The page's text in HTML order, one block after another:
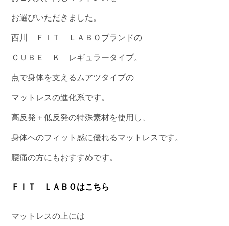
お選びいただきました。
西川 ＦＩＴ ＬＡＢＯブランドの
ＣＵＢＥ Ｋ レギュラータイプ。
点で身体を支えるムアツタイプの
マットレスの進化系です。
高反発＋低反発の特殊素材を使用し、
身体へのフィット感に優れるマットレスです。
腰痛の方にもおすすめです。
ＦＩＴ ＬＡＢＯはこちら
マットレスの上には